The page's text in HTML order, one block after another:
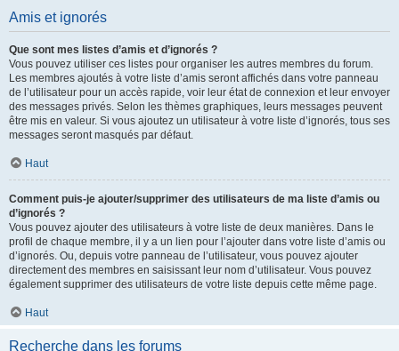
Amis et ignorés
Que sont mes listes d’amis et d’ignorés ?
Vous pouvez utiliser ces listes pour organiser les autres membres du forum.
Les membres ajoutés à votre liste d’amis seront affichés dans votre panneau
de l’utilisateur pour un accès rapide, voir leur état de connexion et leur envoyer
des messages privés. Selon les thèmes graphiques, leurs messages peuvent
être mis en valeur. Si vous ajoutez un utilisateur à votre liste d’ignorés, tous ses
messages seront masqués par défaut.
Haut
Comment puis-je ajouter/supprimer des utilisateurs de ma liste d’amis ou
d’ignorés ?
Vous pouvez ajouter des utilisateurs à votre liste de deux manières. Dans le
profil de chaque membre, il y a un lien pour l’ajouter dans votre liste d’amis ou
d’ignorés. Ou, depuis votre panneau de l’utilisateur, vous pouvez ajouter
directement des membres en saisissant leur nom d’utilisateur. Vous pouvez
également supprimer des utilisateurs de votre liste depuis cette même page.
Haut
Recherche dans les forums